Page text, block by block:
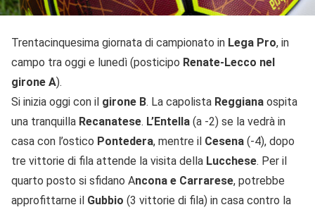
Trentacinquesima giornata di campionato in Lega Pro, in
campo tra oggi e lunedì (posticipo Renate-Lecco nel
girone A).
Si inizia oggi con il girone B. La capolista Reggiana ospita
una tranquilla Recanatese. L’Entella (a -2) se la vedrà in
casa con l’ostico Pontedera, mentre il Cesena (-4), dopo
tre vittorie di fila attende la visita della Lucchese. Per il
quarto posto si sfidano Ancona e Carrarese, potrebbe
approfittarne il Gubbio (3 vittorie di fila) in casa contro la